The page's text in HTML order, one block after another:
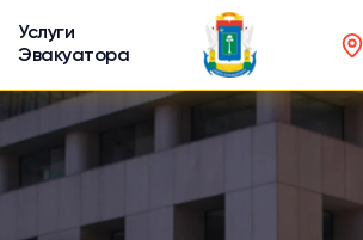
Услуги
Эвакуатора